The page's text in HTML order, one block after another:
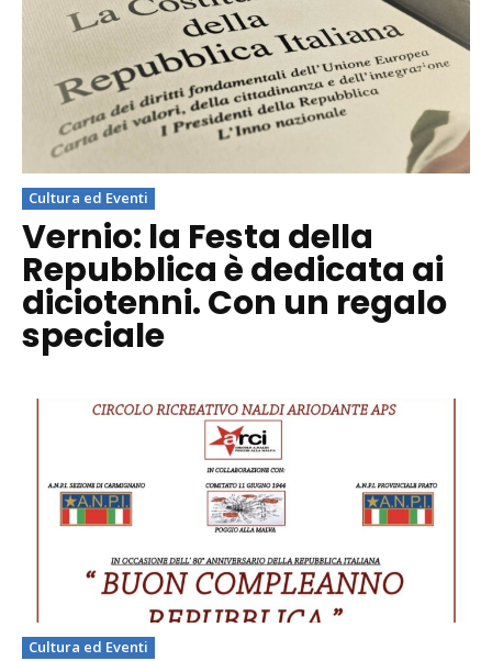
Cultura ed Eventi
Vernio: la Festa della
Repubblica è dedicata ai
diciotenni. Con un regalo
speciale
Cultura ed Eventi